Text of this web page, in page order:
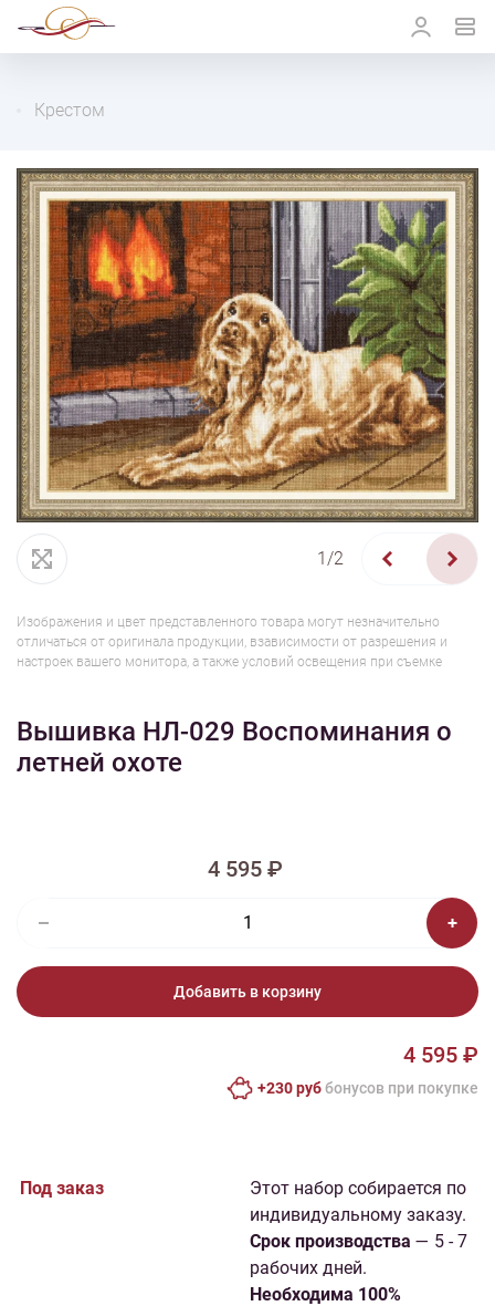
Крестом
1/2
Изображения и цвет представленного товара могут незначительно
отличаться от оригинала продукции, взависимости от разрешения и
настроек вашего монитора, а также условий освещения при съемке
Вышивка НЛ-029 Воспоминания о
летней охоте
4 595 ₽
Добавить в корзину
4 595 ₽
+230 руббонусов при покупке
Под заказ
Этот набор собирается по
индивидуальному заказу.
Cрок производства — 5 - 7
рабочих дней.
Необходима 100%